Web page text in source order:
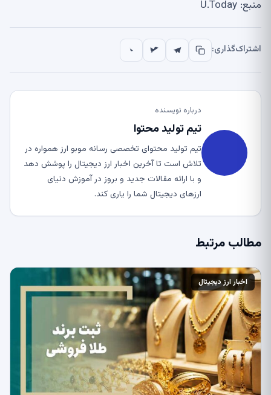
منبع: U.Today
اشتراک‌گذاری:
درباره نویسنده
تیم تولید محتوا
تیم تولید محتوای تخصصی رسانه موبو ارز همواره در
تلاش است تا آخرین اخبار ارز دیجیتال را پوشش دهد
و با ارائه مقالات جدید و بروز در آموزش دنیای
ارزهای دیجیتال شما را یاری کند.
مطالب مرتبط
اخبار ارز دیجیتال